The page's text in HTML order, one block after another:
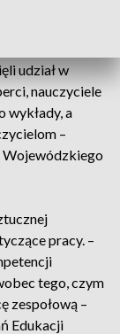
udział w
nauczyciele
wykłady, a
–
Wojewódzkiego
pracy. –
tego, czym
zespołową –
Edukacji